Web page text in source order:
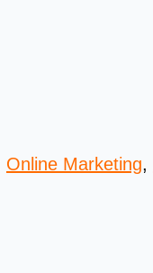
Online Marketing,